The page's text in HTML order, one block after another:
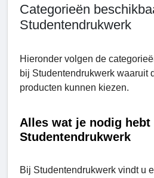
Categorieën
Studentendrukwerk
Hieronder volgen de
bij Studentendrukwerk waaruit
producten kunnen kiezen.
Alles wat je nodig hebt
Studеntеndrukwerk
Bij Studеntеndrukwеrk vindt u